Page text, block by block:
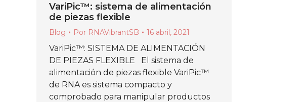
VariPic™: sistema de alimentación
de piezas flexible
Blog Por RNAVibrantSB 16 abril, 2021
VariPic™: SISTEMA DE ALIMENTACIÓN
DE PIEZAS FLEXIBLE El sistema de
alimentación de piezas flexible VariPic™
de RNA es sistema compacto y
comprobado para manipular productos